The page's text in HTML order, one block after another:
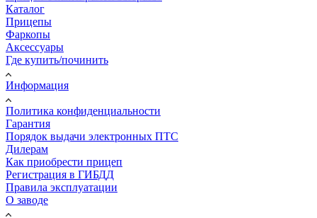
Каталог
Прицепы
Фаркопы
Аксессуары
Где купить/починить
Информация
Политика конфиденциальности
Гарантия
Порядок выдачи электронных ПТС
Дилерам
Как приобрести прицеп
Регистрация в ГИБДД
Правила эксплуатации
О заводе